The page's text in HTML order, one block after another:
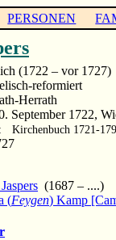
PERSONEN
(1722 – vor 1727)
reformiert
Herrath
September 1722,
Kirchenbuch 1721-
(1687 – ....)
(Feygen) Kamp